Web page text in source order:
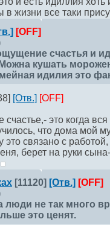
в жизни все таки
[OFF]
счастья и
кушать
идилия это
[Отв.] [OFF]
это когда
что дома мой
это связано с
берет на руки
[11120] [Отв.] [OFF]
люди не так много
это ценят.